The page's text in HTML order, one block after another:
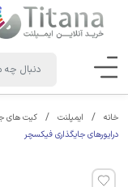
خانه ایمپلنت
کیت های
درایورهای جایگذاری فیکسچر